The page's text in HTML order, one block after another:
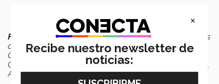
Fotografias:
equipos de Comunicación Institucional de los
campus: Ciudad de México, Estado de México, Monterrey,
Guadalajara, Puebla, Querétaro, Toluca, Saltillo,
Cuernavaca, Hidalgo, Tampico, Chihuahua, Laguna, León,
Aguascalientes, San Luis Potosí, Sonora y Sinaloa.
×
Recibe nuestro newsletter de
noticias: